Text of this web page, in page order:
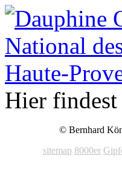
Hier
© Bernhard
sitemap 8000er